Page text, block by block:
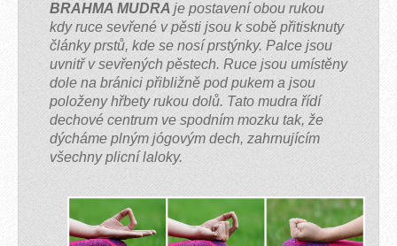
BRAHMA MUDRA je postavení obou rukou
kdy ruce sevřené v pěsti jsou k sobě přitisknuty
články prstů, kde se nosí prstýnky. Palce jsou
uvnitř v sevřených pěstech. Ruce jsou umístěny
dole na bránici přibližně pod pukem a jsou
položeny hřbety rukou dolů. Tato mudra řídí
dechové centrum ve spodním mozku tak, že
dýcháme plným jógovým dech, zahrnujícím
všechny plicní laloky.